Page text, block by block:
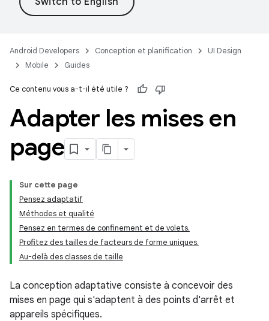
Android Developers Conception et planification
UI Design
Mobile
Guides
Ce contenu vous a-t-il été utile ?
Adapter les mises en
page
Sur cette page
Pensez adaptatif
Méthodes et qualité
Pensez en termes de confinement et de volets.
Profitez des tailles de facteurs de forme uniques.
Au-delà des classes de taille
La conception adaptative consiste à concevoir des
mises en page qui s'adaptent à des points d'arrêt et
appareils spécifiques.